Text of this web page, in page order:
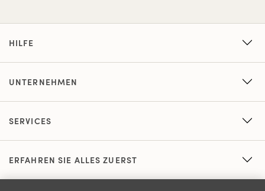
HILFE
UNTERNEHMEN
SERVICES
ERFAHREN SIE ALLES ZUERST